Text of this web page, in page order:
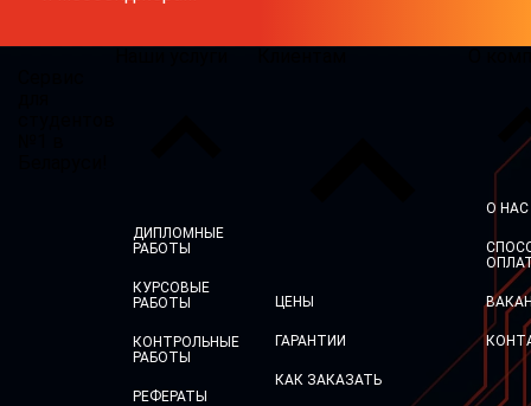
ДИПЛОМНЫЕ
РАБОТЫ
КУРСОВЫЕ
РАБОТЫ
КОНТРОЛЬНЫЕ
РАБОТЫ
РЕФЕРАТЫ
ЦЕНЫ
ГАРАНТИИ
КАК ЗАКАЗАТЬ
О НАС